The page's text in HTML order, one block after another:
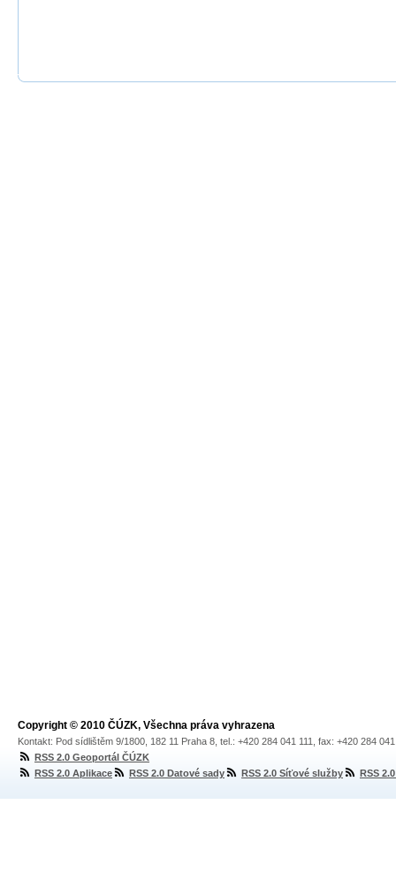
Copyright © 2010 ČÚZK, Všechna práva vyhrazena
Kontakt: Pod sídlištěm 9/1800, 182 11 Praha 8, tel.: +420 284 041 111, fax: +420 284
RSS 2.0 Geoportál ČÚZK
RSS 2.0 Aplikace
RSS 2.0 Datové sady RSS 2.0 Síťové služby RSS